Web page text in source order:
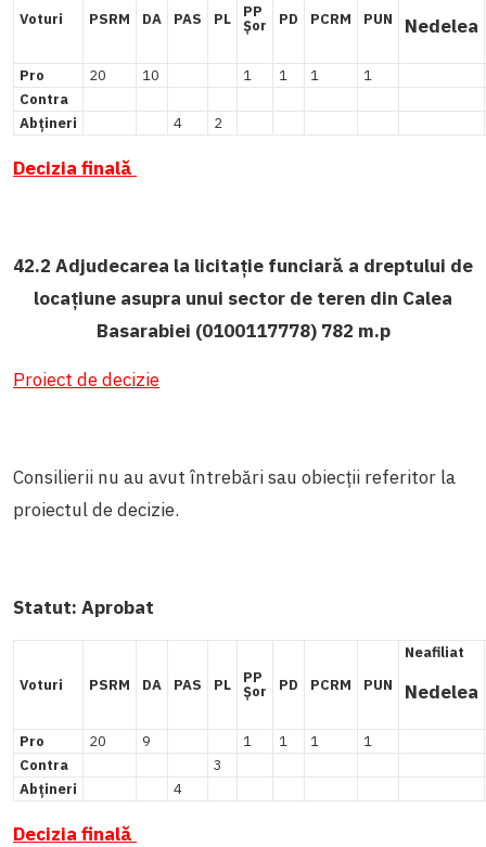
Voturi PSRM DA PAS PL PP
Șor PD PCRM PUN Nedelea
Pro 20 10 1 1 1
1
Contra
Abțineri
4 2
Decizia finală
42.2 Adjudecarea la licitație funciară a dreptului de
locaţiune asupra unui sector de teren din Calea
Basarabiei (0100117778) 782 m.p
Proiect de decizie
Consilierii nu au avut întrebări sau obiecții referitor la
proiectul de decizie.
Statut: Aprobat
Voturi PSRM DA PAS PL PP
Șor PD PCRM PUN
Neafiliat
Nedelea
Pro 20 9 1 1 1
1
Contra
3
Abțineri
4
Decizia finală